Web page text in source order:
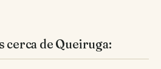
cerca de Queiruga: